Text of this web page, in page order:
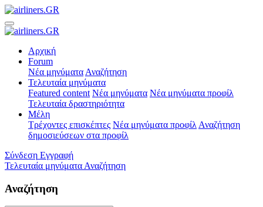
Αρχική
Forum
Νέα μηνύματα Αναζήτηση
Τελευταία μηνύματα
Featured content Νέα μηνύματα Νέα μηνύματα προφίλ
Τελευταία δραστηριότητα
Μέλη
Τρέχοντες επισκέπτες Νέα μηνύματα προφίλ Αναζήτηση
δημοσιεύσεων στα προφίλ
Σύνδεση Εγγραφή
Τελευταία μηνύματα Αναζήτηση
Αναζήτηση